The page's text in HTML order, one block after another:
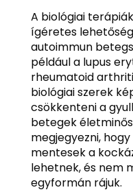
A biológiai
ígéretes
autoimmun
például a lupus
rheumatoid
biológiai szerek
csökkenteni a
betegek
megjegyezni,
mentesek a
lehetnek, és nem
egyformán rájuk.